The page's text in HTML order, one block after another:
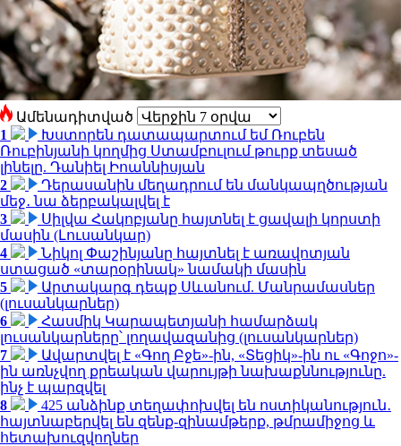
Ամենադիտված
1
Խստորեն դատապարտում եմ Ռուբեն
Ռուբինյանի կողմից Ստամբուլում թուրք տեսած
լինելը. Դանիել Իոաննիսյան
2
Դերասանին մեղադրում են մանկապղծության
մեջ․ նա ձերբակալվել է
3
Սիլվա Հակոբյանը հայտնել է ցավալի կորստի
մասին (Լուսանկար)
4
Նիկոլ Փաշինյանը հայտնել է առավոտյան
ստացած «տարօրինակ» նամակի մասին
5
Արտակարգ դեպք Սևանում. Մանրամասներ
(լուսանկարներ)
6
Հասմիկ Կարապետյանի համարձակ
լուսանկարները՝ լողավազանից (լուսանկարներ)
7
Ավարտվել է «Գող Բջե»-ին, «Տեցիկ»-ին ու «Գոջո»-
ին առնչվող քրեական վարույթի նախաքննությունը.
ինչ է պարզվել
8
425 անձինք տեղափոխվել են ոստիկանություն․
հայտնաբերվել են զենք-զինամթերք, թմրամիջոց և
հետախուզվողներ